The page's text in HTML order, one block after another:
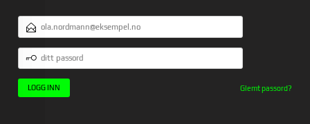
POSTADRESSE
DITT
PASSORD
Glemt passord?